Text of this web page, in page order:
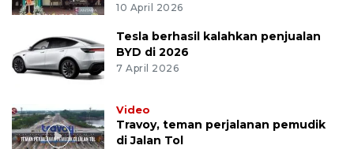
10 April 2026
Tesla berhasil kalahkan penjualan
BYD di 2026
7 April 2026
Video
Travoy, teman perjalanan pemudik
di Jalan Tol